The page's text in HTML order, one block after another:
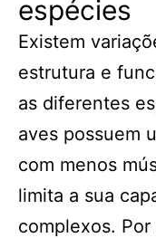
espécies
Existem
estrutura e
as diferentes
aves possuem
com menos
limita a sua
complexos.